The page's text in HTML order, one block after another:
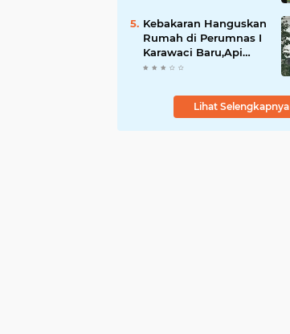
Kebakaran Hanguskan
Rumah di Perumnas I
Karawaci Baru,Api
Diduga dari Ledakan
Lihat Selengkapnya